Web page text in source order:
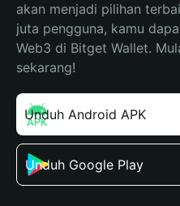
akan menjadi pilihan
juta pengguna, kamu
Web3 di Bitget Wallet.
sekarang!
Unduh Android APK
Unduh Google Play